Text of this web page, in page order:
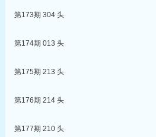
第173期 304 头
第174期 013 头
第175期 213 头
第176期 214 头
第177期 210 头